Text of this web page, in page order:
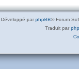
Développé par phpBB® Forum
Traduit par